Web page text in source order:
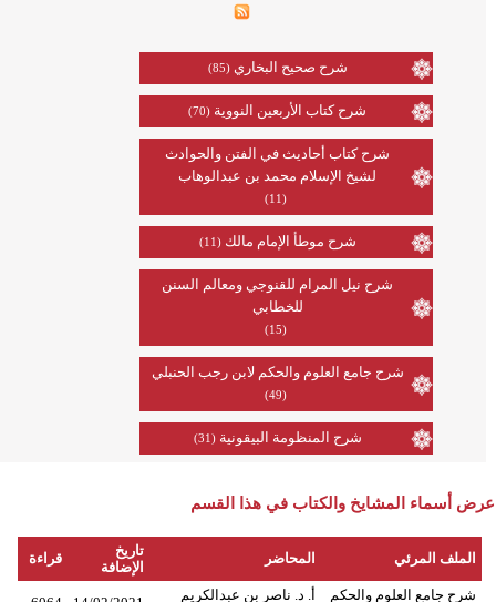
شرح صحيح البخاري (85)
شرح كتاب الأربعين النووية (70)
شرح كتاب أحاديث في الفتن والحوادث
لشيخ الإسلام محمد بن عبدالوهاب
(11)
شرح موطأ الإمام مالك (11)
شرح نيل المرام للقنوجي ومعالم السنن
للخطابي
(15)
شرح جامع العلوم والحكم لابن رجب الحنبلي
(49)
شرح المنظومة البيقونية (31)
عرض أسماء المشايخ والكتاب في هذا القسم
الملف المرئي المحاضر
تاريخ
الإضافة
قراءة
شرح جامع العلوم والحكم
أ. د. ناصر بن عبدالكريم